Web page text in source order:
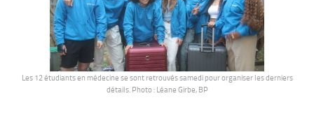
Les 12 étudiants en médecine se sont retrouvés samedi pour organiser les derniers
détails. Photo : Léane Girbe, BP